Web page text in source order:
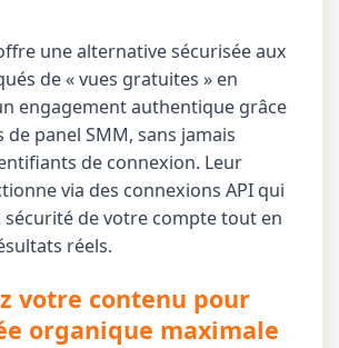
une alternative sécurisée aux
de « vues gratuites » en
engagement authentique grâce
de panel SMM, sans jamais
de connexion. Leur
via des connexions API qui
sécurité de votre compte tout en
réels.
votre contenu pour
organique maximale